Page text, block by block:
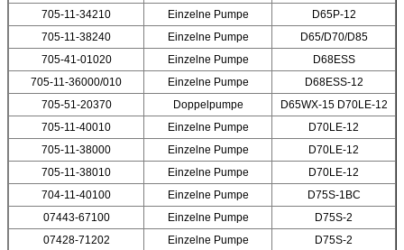
705-11-34210
Einzelne Pumpe
D65P-12
705-11-38240
Einzelne Pumpe
D65/D70/D85
705-41-01020
Einzelne Pumpe
D68ESS
705-11-36000/010
Einzelne Pumpe
D68ESS-12
705-51-20370
Doppelpumpe
D65WX-15 D70LE-12
705-11-40010
Einzelne Pumpe
D70LE-12
705-11-38000
Einzelne Pumpe
D70LE-12
705-11-38010
Einzelne Pumpe
D70LE-12
704-11-40100
Einzelne Pumpe
D75S-1BC
07443-67100
Einzelne Pumpe
D75S-2
07428-71202
Einzelne Pumpe
D75S-2